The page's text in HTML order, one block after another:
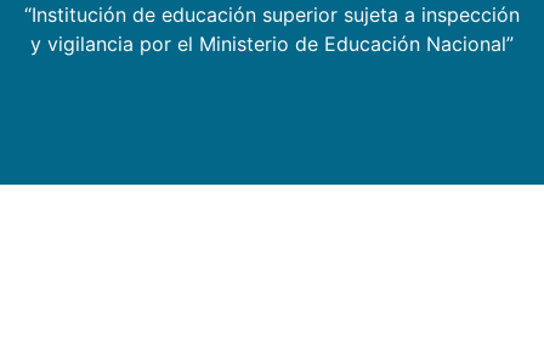
“Institución de educación superior sujeta a inspección
y vigilancia por el Ministerio de Educación Nacional”